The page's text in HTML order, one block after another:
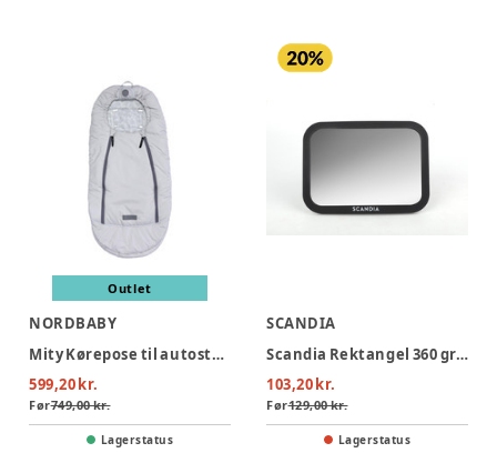
Outlet
NORDBABY
Mity Kørepose til autostol - grey
599,20 kr.
Før749,00 kr.
Lagerstatus
SCANDIA
Scandia Rektangel 360 gr. bilspejl - Sort
103,20 kr.
Før129,00 kr.
Lagerstatus